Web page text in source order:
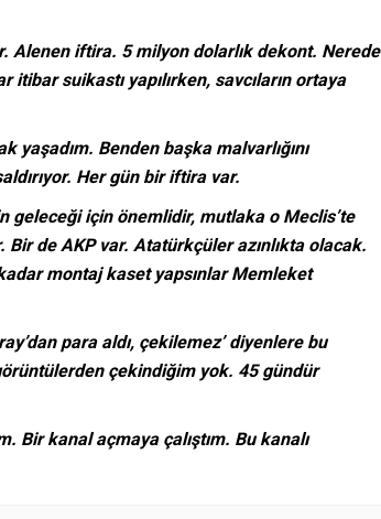
Alenen iftira. 5 milyon dolarlık dekont. Nerede
suikastı yapılırken, savcıların ortaya
Benden başka malvarlığını
Her gün bir iftira var.
geleceği için önemlidir, mutlaka o Meclis’te
Bir de AKP var. Atatürkçüler azınlıkta olacak.
montaj kaset yapsınlar Memleket
para aldı, çekilemez’ diyenlere bu
çekindiğim yok. 45 gündür
Bir kanal açmaya çalıştım. Bu kanalı